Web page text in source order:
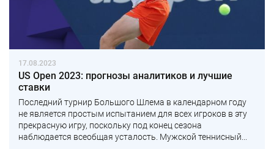
17.08.2023
US Open 2023: прогнозы аналитиков и лучшие
ставки
Последний турнир Большого Шлема в календарном году
не является простым испытанием для всех игроков в эту
прекрасную игру, поскольку под конец сезона
наблюдается всеобщая усталость. Мужской теннисный...